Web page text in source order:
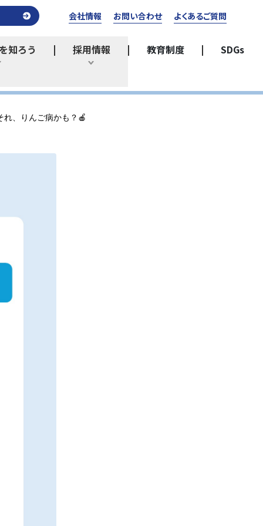
知ろう
ひらく
採用情報
ひらく
教育制度 SDGs
会社情報 お問い合わせ よくあるご質問
、りんご病かも？🍎